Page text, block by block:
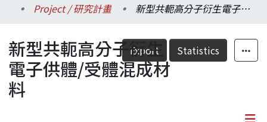
Research Outputs
Fundings & Projects
Researchers
Project / 研究計畫
新型共軛高分子衍生電子供體/受體混成材料
Export Statistics
新型共軛高分子衍生
電子供體/受體混成材
料